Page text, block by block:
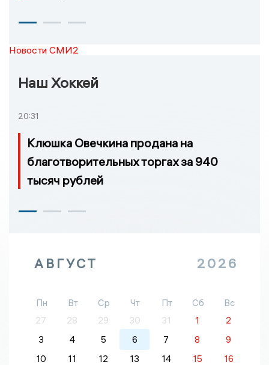
Новости СМИ2
Наш Хоккей
20:31
Клюшка Овечкина продана на
благотворительных торгах за 940
тысяч рублей
АВГУСТ 2026
Пн Вт Ср Чт Пт Сб
Вс
27
28 29 30 31 1
2
3
4 5 6 7 8
9
10
11 12 13 14 15
16